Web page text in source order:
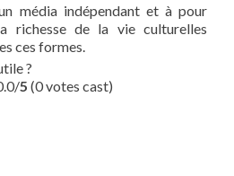
média indépendant et à pour
richesse de la vie culturelles
ces formes.
?
5 (0 votes cast)